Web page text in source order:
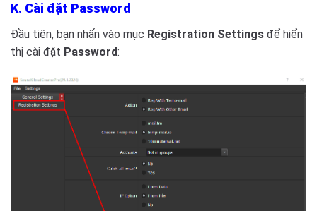
K. Cài đặt Password
Đầu tiên, bạn nhấn vào mục Registration Settings để hiển
thị cài đặt Password: